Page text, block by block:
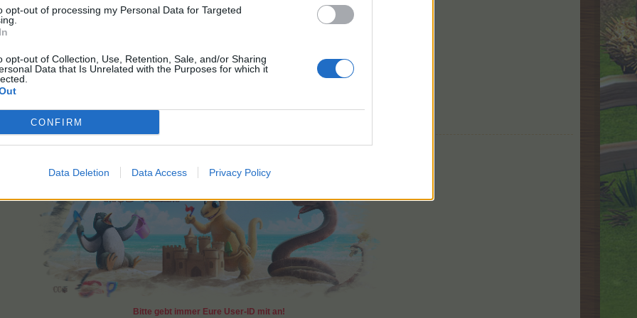
opt-out of processing my Personal Data for Targeted
opt-out of Collection, Use, Retention, Sale, and/or Sharing
Data that Is Unrelated with the Purposes for which it
CONFIRM
Data Deletion Data Access Privacy Policy
in der
Schöne Grüße vom:
Bitte gebt immer Eure User-ID mit an!